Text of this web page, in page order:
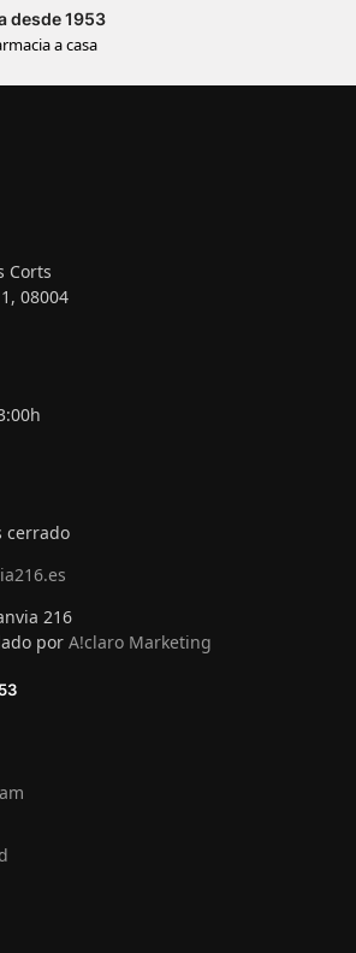
desde 1953
a casa
Corts
08004
cerrado
216
por A!claro Marketing